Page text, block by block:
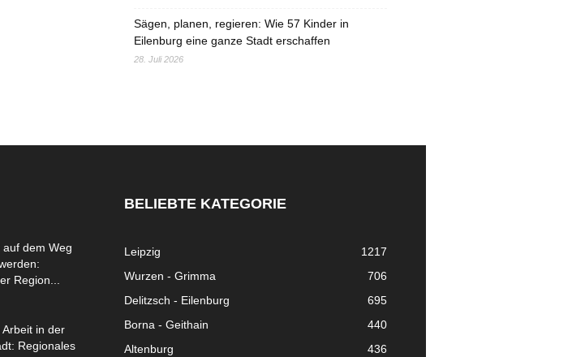
Sägen, planen, regieren: Wie 57 Kinder in
Eilenburg eine ganze Stadt erschaffen
28. Juli 2026
dem Weg
Region...
in der
Regionales
BELIEBTE KATEGORIE
Leipzig
1217
Wurzen - Grimma
706
Delitzsch - Eilenburg
695
Borna - Geithain
440
Altenburg
436